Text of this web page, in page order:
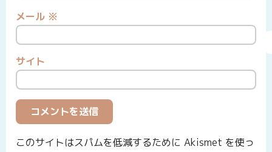
メール ※
サイト
このサイトはスパムを低減するために Akismet を使っ